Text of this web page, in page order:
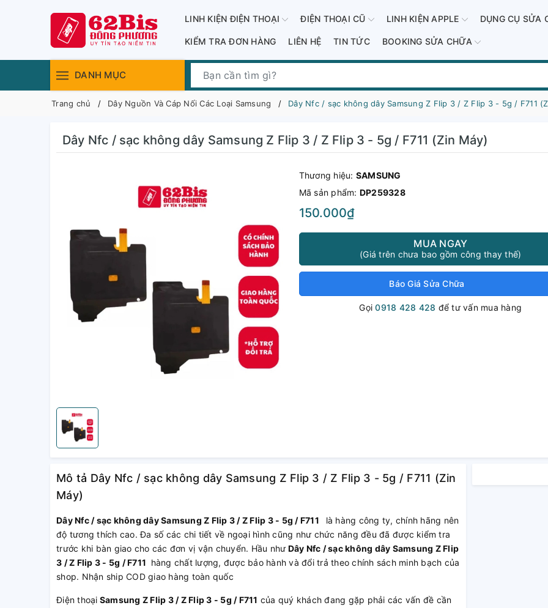
LINH KIỆN ĐIỆN THOẠI ĐIỆN THOẠI CŨ LINH KIỆN APPLE DỤNG CỤ SỬA
KIỂM TRA ĐƠN HÀNG LIÊN HỆ TIN TỨC BOOKING SỬA CHỮA
DANH MỤC
Trang chủ Dây Nguồn Và Cáp Nối Các Loại Samsung Dây Nfc / sạc không dây Samsung Z Flip 3 / Z Flip 3 - 5g / F711
Dây Nfc / sạc không dây Samsung Z Flip 3 / Z Flip 3 - 5g / F711 (Zin Máy)
Thương hiệu: SAMSUNG
Mã sản phẩm: DP259328
150.000₫
MUA NGAY
(Giá trên chưa bao gồm công thay thế)
Báo Giá Sửa Chữa
Gọi0918 428 428 để tư vấn mua hàng
Mô tả Dây Nfc / sạc không dây Samsung Z Flip 3 / Z Flip 3 - 5g / F711 (Zin
Máy)
Dây Nfc / sạc không dây Samsung Z Flip 3 / Z Flip 3 - 5g / F711
là hàng công ty, chính hãng nên
độ tương thích cao. Đa số các chi tiết về ngoại hình cũng như chức năng đều đã được kiểm tra
trước khi bàn giao cho các đơn vị vận chuyển. Hầu như Dây Nfc / sạc không dây Samsung Z Flip
3 / Z Flip 3 - 5g / F711 hàng chất lượng, được bảo hành và đổi trả theo chính sách minh bạch của
shop. Nhận ship COD giao hàng toàn quốc
Điện thoại Samsung Z Flip 3 / Z Flip 3 - 5g / F711 của quý khách đang gặp phải các vấn đề cần